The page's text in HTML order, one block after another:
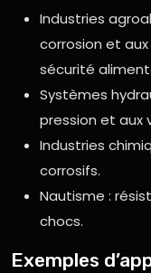
Industries
corrosion et
sécurité
Systèmes
pression et aux
Industries
corrosifs.
Nautisme :
chocs.
Exemples